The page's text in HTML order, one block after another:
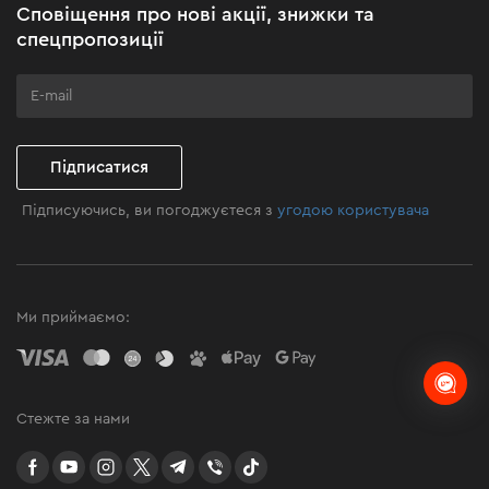
Клуб майстерності
Сповіщення про нові акції, знижки та
спецпропозиції
Підписатися
Підписуючись, ви погоджуєтеся зугодою користувача
Ми приймаємо:
Стежте за нами
facebookyoutubeinstagramtwittertelegram
Viber TikTok